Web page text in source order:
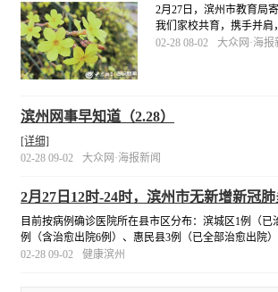
全市广大家长
2月27日，滨州市教育局
我们家校共育，携手并肩
的假期，继续关心关注孩
02-28 08-02 大众网·海报
滨州网事早知道（2.28）
[详细]
02-28 09-02
大众网·海报新闻
2月27日12时-24时，滨州市无新增新冠
目前按病例确诊医院所在县市区分布：滨城区1例（已
例（含治愈出院6例）、惠民县3例（已全部治愈出院
出院）、无棣县3例（含治愈出院1例）。
02-28 09-02 健康滨州